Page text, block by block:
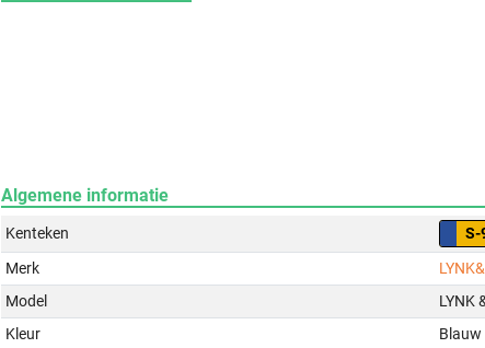
Algemene informatie
Kenteken
S-
Merk
Model
LYNK
Kleur
Blauw